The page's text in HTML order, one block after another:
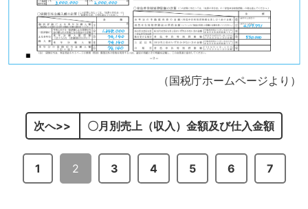
（国税庁ホームページより）
次へ 〇月別売上（収入）金額及び仕入金額
1 2 3 4 5 6 7